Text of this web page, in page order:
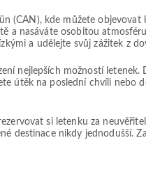
(CAN), kde můžete
a nasáváte osobitou
a udělejte svůj zážitek z
nejlepších možností
útěk na poslední chvíli nebo
si letenku za
destinace nikdy jednodušší.